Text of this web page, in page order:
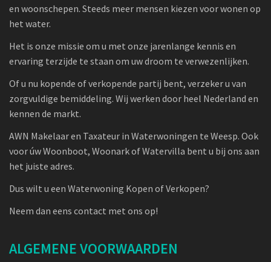
en woonschepen. Steeds meer mensen kiezen voor wonen op
het water.
Het is onze missie om u met onze jarenlange kennis en
ervaring terzijde te staan om uw droom te verwezenlijken.
Of u nu kopende of verkopende partij bent, verzeker u van
zorgvuldige bemiddeling. Wij werken door heel Nederland en
kennen de markt.
AWN Makelaar en Taxateur in Waterwoningen te Weesp. Ook
voor úw Woonboot, Woonark of Watervilla bent u bij ons aan
het juiste adres.
Dus wilt u een Waterwoning Kopen of Verkopen?
Neem dan eens contact met ons op!
ALGEMENE VOORWAARDEN